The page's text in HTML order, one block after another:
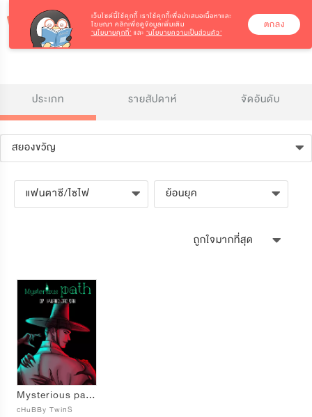
ประเภท รายสัปดาห์ จัดอันดับ
สยองขวัญ
แฟนตาซี/ไซไฟ ย้อนยุค
ถูกใจมากที่สุด
Mysterious path of jaesan
cHuBBy TwinS
เว็บไซต์นี้ใช้คุกกี้ เราใช้คุกกี้เพื่อนำเสนอเนื้อหาและ
โฆษณา คลิกเพื่อดูข้อมูลเพิ่มเติม
‘นโยบายคุกกี้’ และ ‘นโยบายความเป็นส่วนตัว’
ตกลง